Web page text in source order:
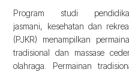
Program studi
jasmani, kesehatan dan
(PJKR) menampilkan
tradisional dan massase
olahraga. Permainan